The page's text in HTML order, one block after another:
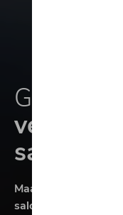
Geniet nu
verlengde
Maak eindelijk werk
saloncondities zijn